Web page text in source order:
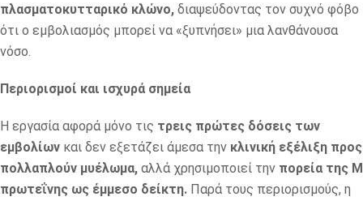
πλασματοκυτταρικό κλώνο, διαψεύδοντας τον συχνό φόβο
ότι ο εμβολιασμός μπορεί να «ξυπνήσει» μια λανθάνουσα
νόσο.
Περιορισμοί και ισχυρά σημεία
Η εργασία αφορά μόνο τις τρεις πρώτες δόσεις των
εμβολίων και δεν εξετάζει άμεσα την κλινική εξέλιξη προς
πολλαπλούν μυέλωμα, αλλά χρησιμοποιεί την πορεία της M
πρωτεΐνης ως έμμεσο δείκτη. Παρά τους περιορισμούς, η